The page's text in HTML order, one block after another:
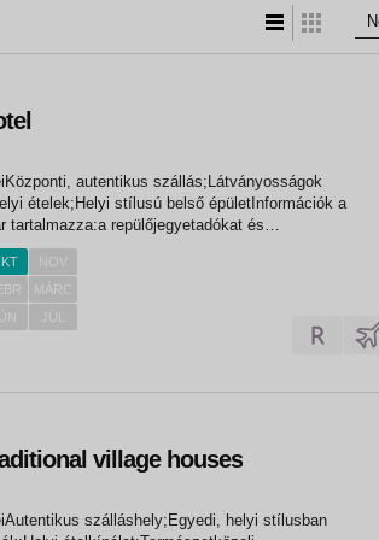
autentikus szállás;Látványosságok
ételek;Helyi stílusú belső épületInformációk a
tartalmazza:a repülőjegyetadókat és
az utazás teljes idejérea szállást szerződés szerinti
ellátássalAz ár...
NOV
MÁRC
JÚL
village houses
szálláshely;Egyedi, helyi stílusban